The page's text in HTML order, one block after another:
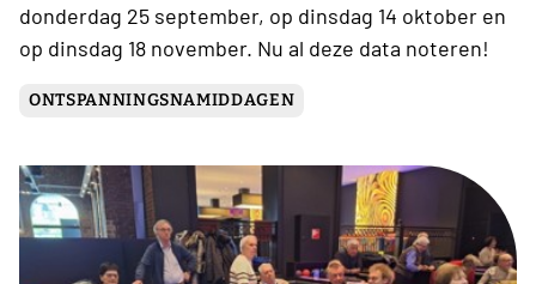
donderdag 25 september, op dinsdag 14 oktober en
op dinsdag 18 november. Nu al deze data noteren!
ONTSPANNINGSNAMIDDAGEN